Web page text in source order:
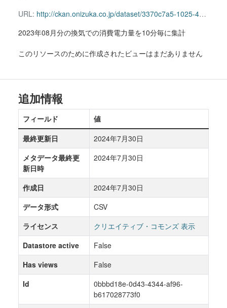
URL: http://ckan.onizuka.co.jp/dataset/3370c7a5-1025-4ad9-84bf-c86ee00ceb0a/resource/0bbbd18e-0d43-4344-af96-b617028773f0/download/ventilation_2308.csv
2023年08月分の換気での消費電力量を10分毎に集計
このリソースのために作成されたビューはまだありません
追加情報
フィールド
値
最終更新日
2024年7月30日
メタデータ最終更
新日時
2024年7月30日
作成日
2024年7月30日
データ形式
CSV
ライセンス
クリエイティブ・コモンズ 表示
Datastore active
False
Has views
False
Id
0bbbd18e-0d43-4344-af96-
b617028773f0